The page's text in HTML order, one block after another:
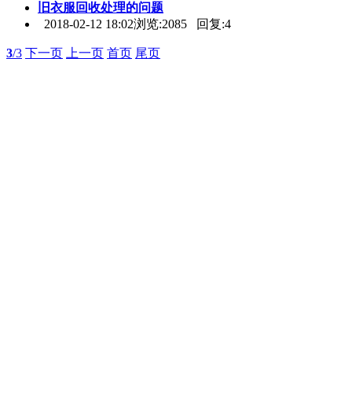
旧衣服回收处理的问题
2018-02-12 18:02浏览:2085 回复:4
3/3 下一页 上一页 首页 尾页